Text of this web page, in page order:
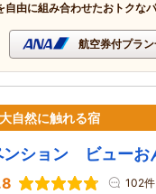
自由に組み合わせたおトクな
航空券付プラ
自然に触れる宿
ンション ビューお
102件